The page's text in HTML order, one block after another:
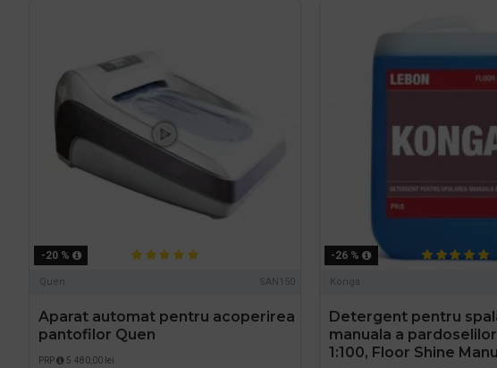
-20 %
Quen SAN150
Aparat automat pentru acoperirea
pantofilor Quen
PRP 5.480,00 lei
-26 %
Konga
Detergent pentru
manuala a
1:100, Floor Shine